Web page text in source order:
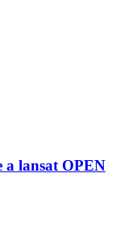
lansat OPEN